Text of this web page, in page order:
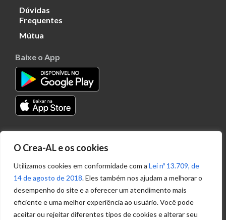
O Crea-AL e os cookies
Utilizamos cookies em conformidade com a Lei nº 13.709, de
14 de agosto de 2018. Eles também nos ajudam a melhorar o
desempenho do site e a oferecer um atendimento mais
eficiente e uma melhor experiência ao usuário. Você pode
aceitar ou rejeitar diferentes tipos de cookies e alterar seu
Dúvidas
Frequentes
Mútua
Baixe o App
Transparência
Portal
Acesso à
Informação
Política de
Privacidade de